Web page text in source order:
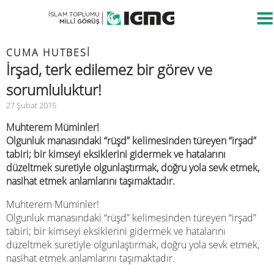
CUMA HUTBESİ
İrşad, terk edilemez bir görev ve
sorumluluktur!
27 Şubat 2015
Muhterem Müminler!
Olgunluk manasındaki “rüşd” kelimesinden türeyen “irşad”
tabiri; bir kimseyi eksiklerini gidermek ve hatalarını
düzeltmek suretiyle olgunlaştırmak, doğru yola sevk etmek,
nasihat etmek anlamlarını taşımaktadır.
Muhterem Müminler!
Olgunluk manasındaki “rüşd” kelimesinden türeyen “irşad”
tabiri; bir kimseyi eksiklerini gidermek ve hatalarını
düzeltmek suretiyle olgunlaştırmak, doğru yola sevk etmek,
nasihat etmek anlamlarını taşımaktadır.